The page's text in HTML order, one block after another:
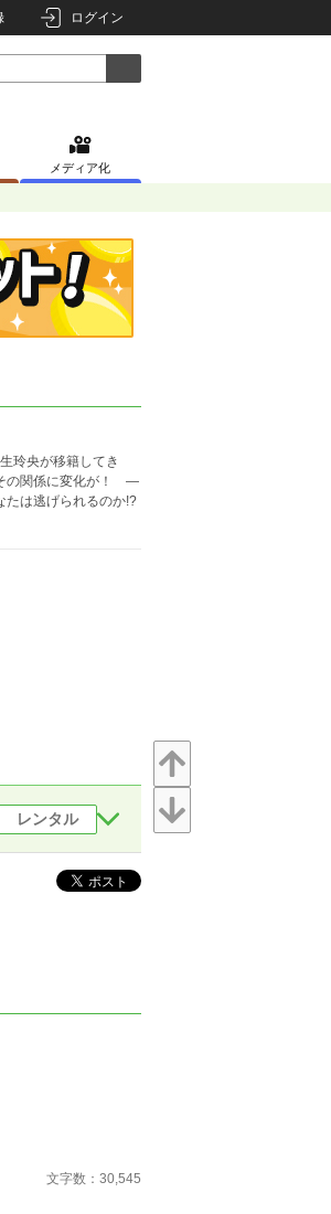
ログイン
メディア化
玲央が移籍してき
その関係に変化が！ ―
は逃げられるのか!?
レンタル
文字数：30,545